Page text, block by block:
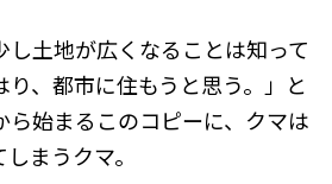
し土地が広くなることは知って
、都市に住もうと思う。」と
ら始まるこのコピーに、クマは
まうクマ。